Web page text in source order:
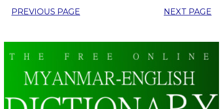
PREVIOUS PAGE NEXT PAGE